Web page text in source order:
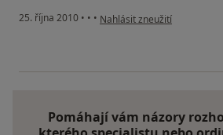
25. října 2010 • • • podle názoru uživatele
Nahlásit zneužití
Pomáhají vám názory